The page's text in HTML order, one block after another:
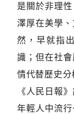
是關於非理
澤厚在美學
然，早就指
識；但在社
情代替歷史
《人民日報
年輕人中流